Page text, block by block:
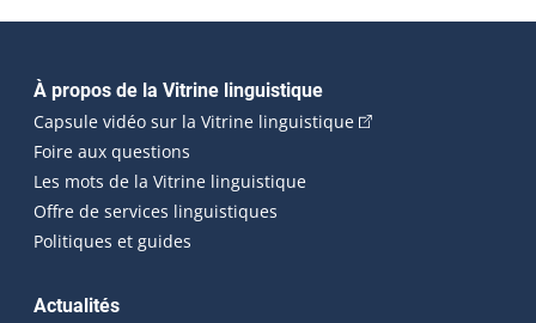
Navigation principale
À propos de la Vitrine linguistique
Capsule vidéo sur la Vitrine linguistique(Cet hyperlien
Foire aux questions
Les mots de la Vitrine linguistique
Offre de services linguistiques
Politiques et guides
Actualités